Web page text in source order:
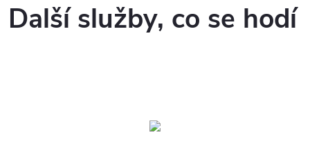
Další služby, co se hodí